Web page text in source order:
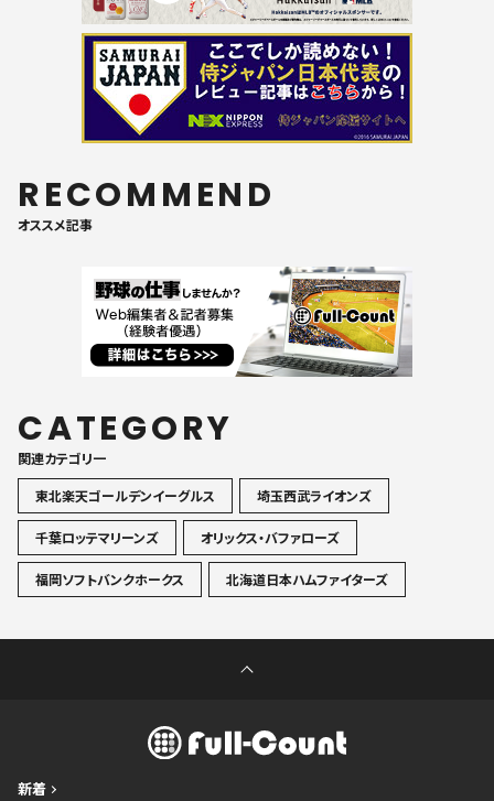
RECOMMEND
オススメ記事
CATEGORY
関連カテゴリ一
東北楽天ゴールデンイーグルス
埼玉西武ライオンズ
千葉ロッテマリーンズ オリックス・バファローズ
福岡ソフトバンクホークス 北海道日本ハムファイターズ
新着